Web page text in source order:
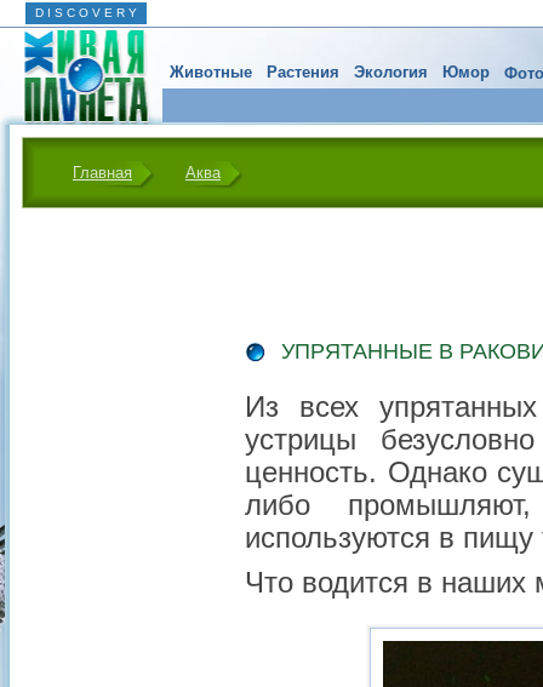
D I S C O V E R Y
Животные Растения Экология Юмор
Главная Аква
УПРЯТАННЫЕ В
Из всех
устрицы
ценность. Однако
либо
используются в
Что водится в наших